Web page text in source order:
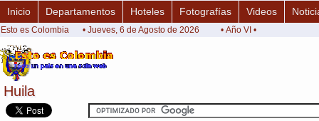
Huila
Huila
Inicio Departamentos Hoteles Fotografías Videos
Esto es Colombia • Jueves, 6 de Agosto de 2026 • Año VI •